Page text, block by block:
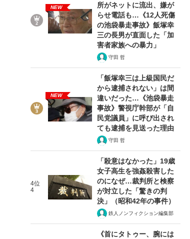
NEW
所がネットに流出、嫌が
らせ電話も…《12人死傷
の池袋暴走事故》飯塚幸
三の長男が直面した「加
害者家族への暴力」
守田 哲
NEW
「飯塚幸三は上級国民だ
から逮捕されない」は間
違いだった…《池袋暴走
事故》警視庁幹部が「自
民党議員」に呼び出され
ても逮捕を見送った理由
守田 哲
4位
4
「殺意はなかった」19歳
女子高生を強姦殺害した
のになぜ…裁判所と検察
が対立した「驚きの判
決」（昭和42年の事件）
鉄人ノンフィクション編集部
《首にタトゥー、腕には